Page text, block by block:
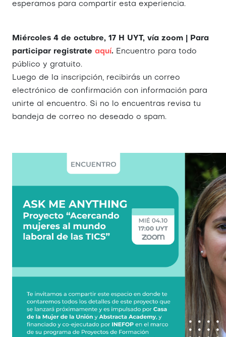
esperamos para compartir esta experiencia.
Miércoles 4 de octubre, 17 H UYT, vía zoom | Para
participar registrate aquí. Encuentro para todo
público y gratuito.
Luego de la inscripción, recibirás un correo
electrónico de confirmación con información para
unirte al encuentro. Si no lo encuentras revisa tu
bandeja de correo no deseado o spam.